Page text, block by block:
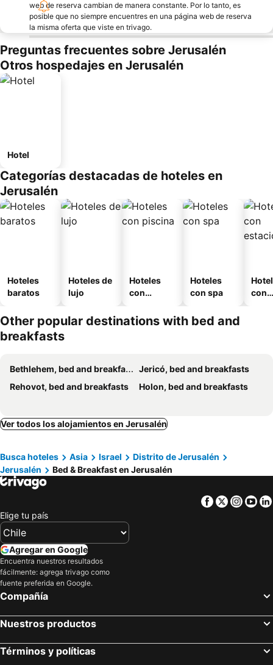
web de reserva cambian de manera constante. Por lo tanto, es
posible que no siempre encuentres en una página web de reserva
la misma oferta que viste en trivago.
Preguntas frecuentes sobre Jerusalén
Otros hospedajes en Jerusalén
Hotel
Categorías destacadas de hoteles en
Jerusalén
Hoteles
baratos
Hoteles de
lujo
Hoteles
con
Hoteles
con spa
con
Other popular destinations with bed and
breakfasts
Bethlehem, bed and breakfasts
Jericó, bed and breakfasts
Rehovot, bed and breakfasts
Holon, bed and breakfasts
Ver todos los alojamientos en Jerusalén
Busca hoteles Asia Israel
Distrito de Jerusalén
Jerusalén
Bed & Breakfast en Jerusalén
Facebook
Twitter
Elige tu país
Agregar en Google
Encuentra nuestros resultados
fácilmente: agrega trivago como
fuente preferida en Google.
Compañía
Nuestros productos
Términos y políticas